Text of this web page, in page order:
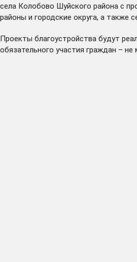
села Колобово Шуйского района с
районы и городские округа, а также
Проекты благоустройства будут
обязательного участия граждан –